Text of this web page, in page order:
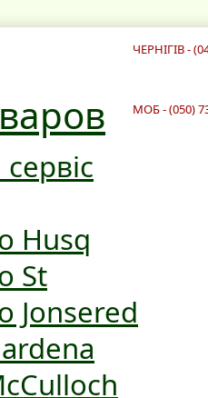
ЧЕРНІГІВ -
Husq
St
Jonsered
МОБ - (050)